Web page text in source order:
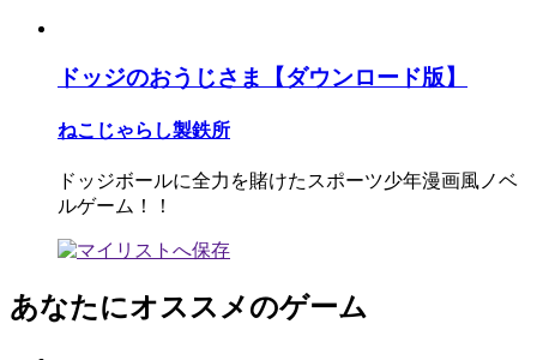
ドッジのおうじさま【ダウンロード版】
ねこじゃらし製鉄所
ドッジボールに全力を賭けたスポーツ少年漫画風ノベ
ルゲーム！！
あなたにオススメのゲーム